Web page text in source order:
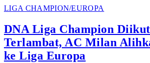
LIGA CHAMPION/EUROPA
DNA Liga Champion
Terlambat, AC Milan
ke Liga Europa